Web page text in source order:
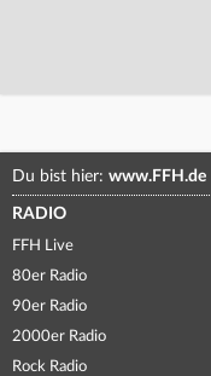
Du bist hier: www.FFH.de
RADIO
FFH Live
80er Radio
90er Radio
2000er Radio
Rock Radio